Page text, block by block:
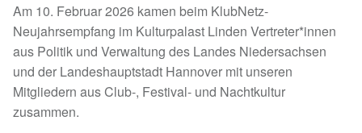
Am 10. Februar 2026 kamen beim KlubNetz-
Neujahrsempfang im Kulturpalast Linden Vertreter*innen
aus Politik und Verwaltung des Landes Niedersachsen
und der Landeshauptstadt Hannover mit unseren
Mitgliedern aus Club-, Festival- und Nachtkultur
zusammen.